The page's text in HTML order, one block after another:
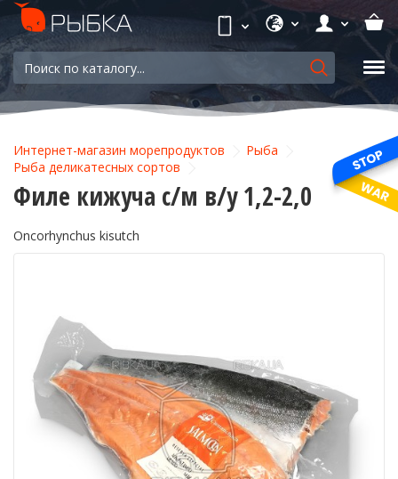
Интернет-магазин морепродуктов
Рыба
Рыба деликатесных сортов
Филе кижуча с/м в/у 1,2-2,0
Oncorhynchus kisutch